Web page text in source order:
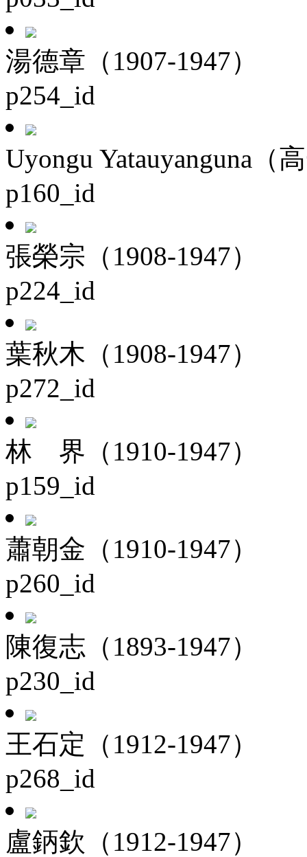
湯德章（1907-1947）
p254_id
Uyongu Yatauyanguna（
p160_id
張榮宗（1908-1947）
p224_id
葉秋木（1908-1947）
p272_id
林 界（1910-1947）
p159_id
蕭朝金（1910-1947）
p260_id
陳復志（1893-1947）
p230_id
王石定（1912-1947）
p268_id
盧鈵欽（1912-1947）